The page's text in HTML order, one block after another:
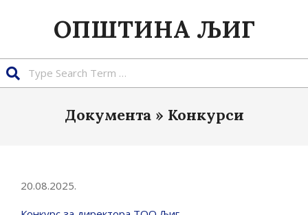
ОПШТИНА ЉИГ
Документа » Конкурси
20.08.2025.